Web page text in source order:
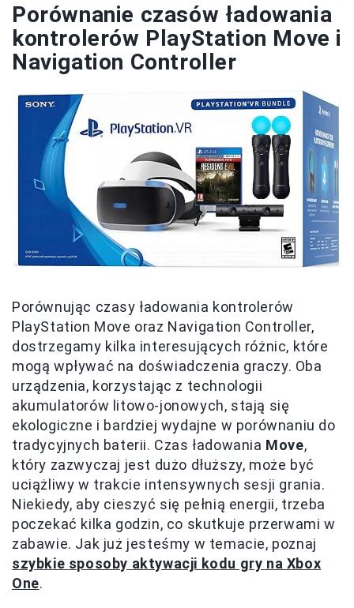
Porównanie czasów ładowania
kontrolerów PlayStation Move i
Navigation Controller
Porównując czasy ładowania kontrolerów
PlayStation Move oraz Navigation Controller,
dostrzegamy kilka interesujących różnic, które
mogą wpływać na doświadczenia graczy. Oba
urządzenia, korzystając z technologii
akumulatorów litowo-jonowych, stają się
ekologiczne i bardziej wydajne w porównaniu do
tradycyjnych baterii. Czas ładowania Move,
który zazwyczaj jest dużo dłuższy, może być
uciążliwy w trakcie intensywnych sesji grania.
Niekiedy, aby cieszyć się pełnią energii, trzeba
poczekać kilka godzin, co skutkuje przerwami w
zabawie. Jak już jesteśmy w temacie, poznaj
szybkie sposoby aktywacji kodu gry na Xbox
One.